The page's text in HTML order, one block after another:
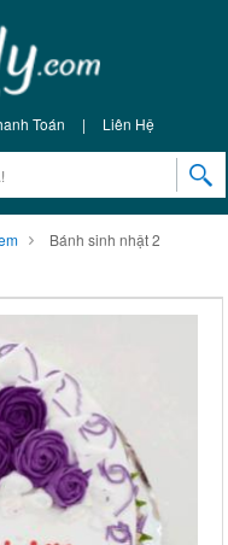
Toán | Liên Hệ
Bánh sinh nhật 2